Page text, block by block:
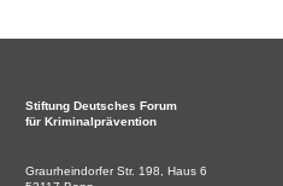
Stiftung Deutsches Forum
für Kriminalprävention
Graurheindorfer Str. 198, Haus 6